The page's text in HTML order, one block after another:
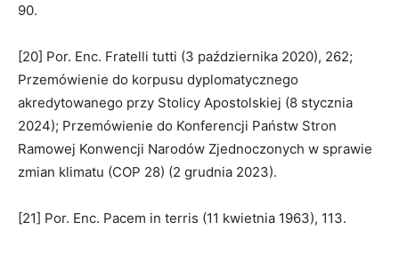
90.
[20] Por. Enc. Fratelli tutti (3 października 2020), 262;
Przemówienie do korpusu dyplomatycznego
akredytowanego przy Stolicy Apostolskiej (8 stycznia
2024); Przemówienie do Konferencji Państw Stron
Ramowej Konwencji Narodów Zjednoczonych w sprawie
zmian klimatu (COP 28) (2 grudnia 2023).
[21] Por. Enc. Pacem in terris (11 kwietnia 1963), 113.